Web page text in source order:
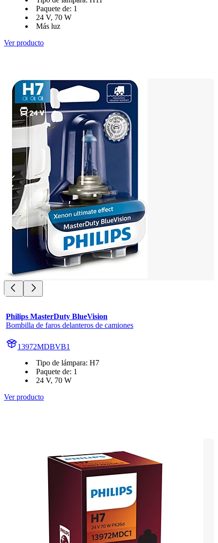
Paquete de: 1
24 V, 70 W
Más luz
Ver producto
Philips MasterDuty BlueVision
Bombilla de faros delanteros de camiones
13972MDBVB1
Tipo de lámpara: H7
Paquete de: 1
24 V, 70 W
Ver producto